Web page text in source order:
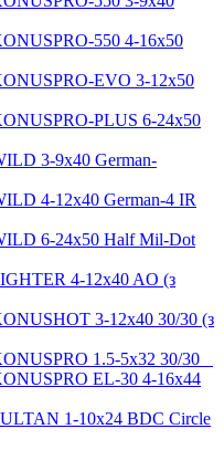
550 4-16x50
EVO 3-12x50
PLUS 6-24x50
3-9x40 German-
4-12x40 German-4 IR
6-24x50 Half Mil-Dot
4-12x40 AO (з
3-12x40 30/30 (з
1.5-5x32 30/30
EL-30 4-16x44
1-10x24 BDC Circle